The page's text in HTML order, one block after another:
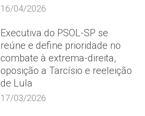
16/04/2026
Executiva do PSOL-SP se
reúne e define prioridade no
combate à extrema-direita,
oposição a Tarcísio e reeleição
de Lula
17/03/2026